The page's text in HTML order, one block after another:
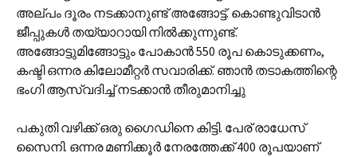
അല്പം ദൂരം നടക്കാനുണ്ട് അങ്ങോട്ട്. കൊണ്ടുവിടാൻ
ജീപ്പുകൾ തയ്യാറായി നിൽക്കുന്നുണ്ട്.
അങ്ങോട്ടുമിങ്ങോട്ടും പോകാൻ 550 രൂപ കൊടുക്കണം,
കഷ്ടി ഒന്നര കിലോമീറ്റർ സവാരിക്ക്. ഞാൻ തടാകത്തിന്റെ
ഭംഗി ആസ്വദിച്ച് നടക്കാൻ തീരുമാനിച്ചു
പകുതി വഴിക്ക് ഒരു ഗൈഡിനെ കിട്ടി. പേര് രാധേസ്
സൈനി. ഒന്നര മണിക്കൂർ നേരത്തേക്ക് 400 രൂപയാണ്